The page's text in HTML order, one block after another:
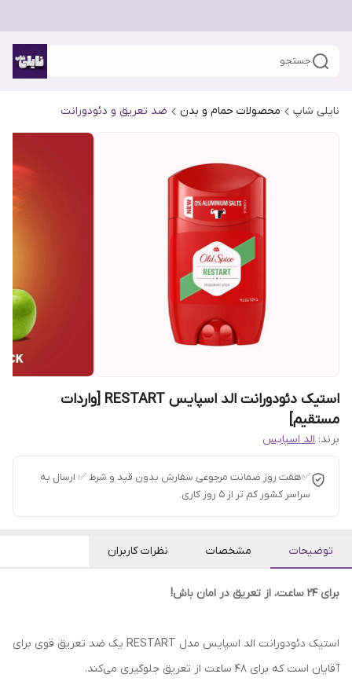
جستجو
نایلی شاپ محصولات حمام و بدن ضد تعریق و دئودورانت
استیک دئودورانت الد اسپایس RESTART [واردات
مستقیم]
برند: الد اسپایس
✅هفت روز ضمانت مرجوعی سفارش بدون قید و شرط ✅ ارسال به
سراسر کشور کم تر از 5 روز کاری.
توضیحات مشخصات نظرات کاربران
برای ۲۴ ساعت، از تعریق در امان باش!
استیک دئودورانت الد اسپایس مدل RESTART یک ضد تعریق قوی برای
آقایان است که برای 48 ساعت از تعریق جلوگیری می‌کند.